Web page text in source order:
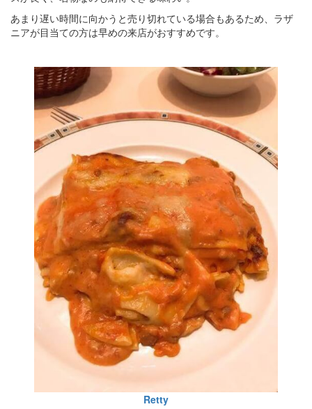
あまり遅い時間に向かうと売り切れている場合もあるため、ラザ
ニアが目当ての方は早めの来店がおすすめです。
Retty